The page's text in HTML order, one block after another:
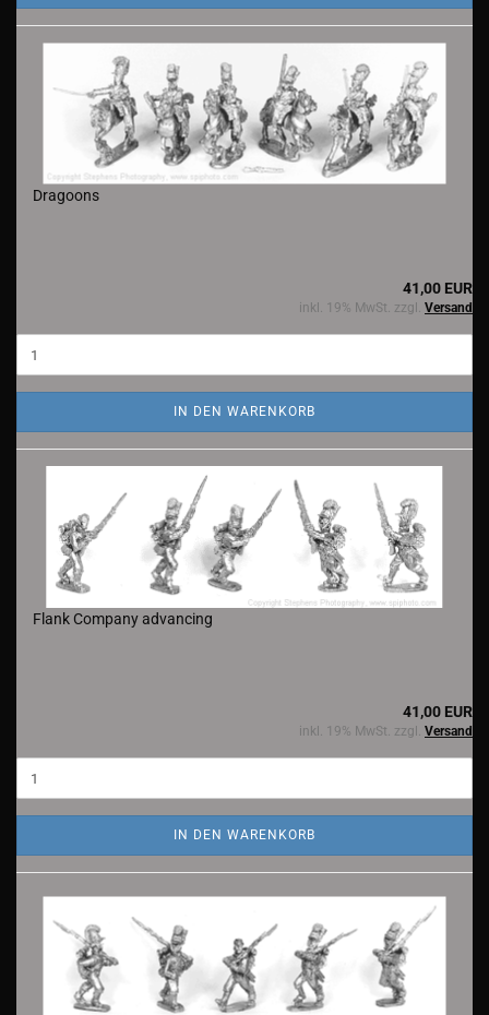
Dragoons
41,00 EUR
inkl. 19% MwSt. zzgl. Versand
IN DEN WARENKORB
Flank Company advancing
41,00 EUR
inkl. 19% MwSt. zzgl. Versand
IN DEN WARENKORB